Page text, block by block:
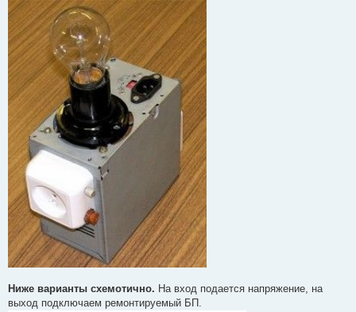
Ниже варианты схемотично. На вход подается напряжение, на
выход подключаем ремонтируемый БП.